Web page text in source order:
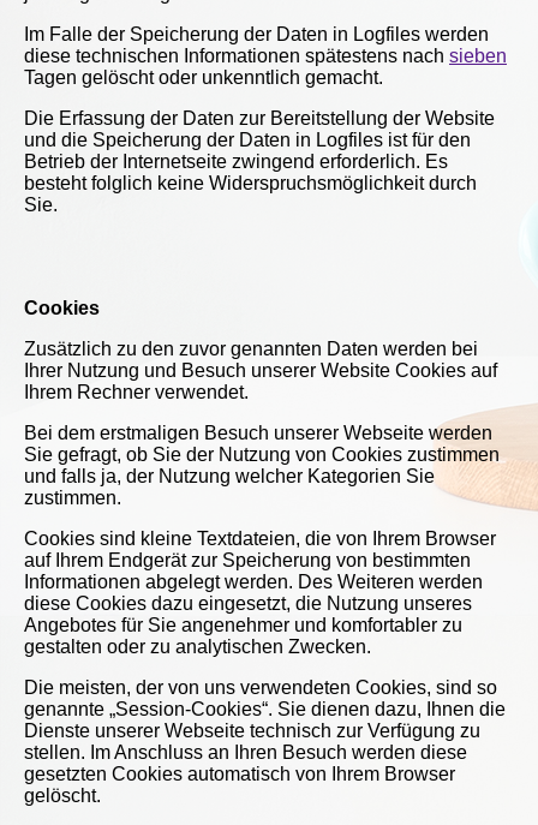
Im Falle der Speicherung der Daten in Logfiles werden
diese technischen Informationen spätestens nach sieben
Tagen gelöscht oder unkenntlich gemacht.
Die Erfassung der Daten zur Bereitstellung der Website
und die Speicherung der Daten in Logfiles ist für den
Betrieb der Internetseite zwingend erforderlich. Es
besteht folglich keine Widerspruchsmöglichkeit durch
Sie.
Cookies
Zusätzlich zu den zuvor genannten Daten werden bei
Ihrer Nutzung und Besuch unserer Website Cookies auf
Ihrem Rechner verwendet.
Bei dem erstmaligen Besuch unserer Webseite werden
Sie gefragt, ob Sie der Nutzung von Cookies zustimmen
und falls ja, der Nutzung welcher Kategorien Sie
zustimmen.
Cookies sind kleine Textdateien, die von Ihrem Browser
auf Ihrem Endgerät zur Speicherung von bestimmten
Informationen abgelegt werden. Des Weiteren werden
diese Cookies dazu eingesetzt, die Nutzung unseres
Angebotes für Sie angenehmer und komfortabler zu
gestalten oder zu analytischen Zwecken.
Die meisten, der von uns verwendeten Cookies, sind so
genannte „Session-Cookies“. Sie dienen dazu, Ihnen die
Dienste unserer Webseite technisch zur Verfügung zu
stellen. Im Anschluss an Ihren Besuch werden diese
gesetzten Cookies automatisch von Ihrem Browser
gelöscht.